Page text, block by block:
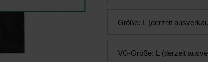
Größe: L (derzeit
VG-Größe: L (derzeit